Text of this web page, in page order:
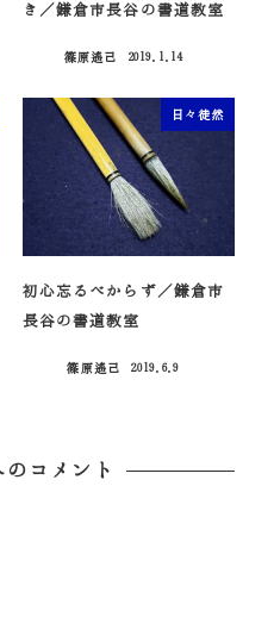
き／鎌倉市長谷の書道教室
篠原遙己
2019.1.14
日々徒然
初心忘るべからず／鎌倉市
長谷の書道教室
篠原遙己
2019.6.9
のコメント